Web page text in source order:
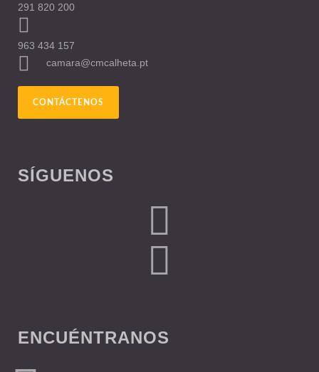
291 820 200
963 434 157
camara@cmcalheta.pt
CONTÁCTENOS
SÍGUENOS
ENCUÉNTRANOS